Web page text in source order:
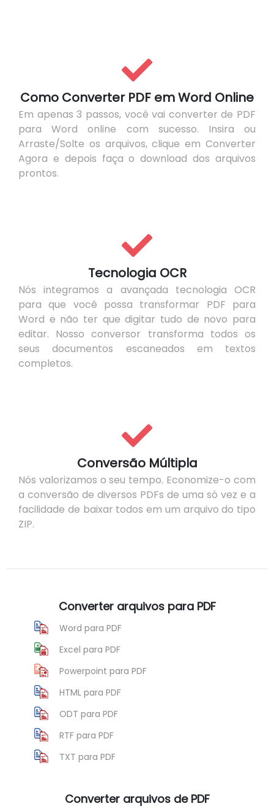
Como Converter PDF em Word Online
Em apenas 3 passos, você vai converter de PDF
para Word online com sucesso. Insira ou
Arraste/Solte os arquivos, clique em Converter
Agora e depois faça o download dos arquivos
prontos.
Tecnologia OCR
Nós integramos a avançada tecnologia OCR
para que você possa transformar PDF para
Word e não ter que digitar tudo de novo para
editar. Nosso conversor transforma todos os
seus documentos escaneados em textos
completos.
Conversão Múltipla
Nós valorizamos o seu tempo. Economize-o com
a conversão de diversos PDFs de uma só vez e a
facilidade de baixar todos em um arquivo do tipo
ZIP.
Converter arquivos para PDF
Word para PDF
Excel para PDF
Powerpoint para PDF
HTML para PDF
ODT para PDF
RTF para PDF
TXT para PDF
Converter arquivos de PDF